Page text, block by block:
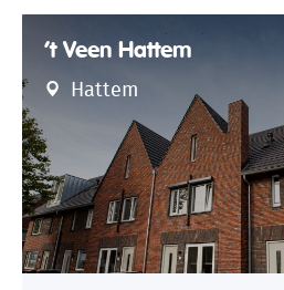
’t Veen Hattem
Hattem